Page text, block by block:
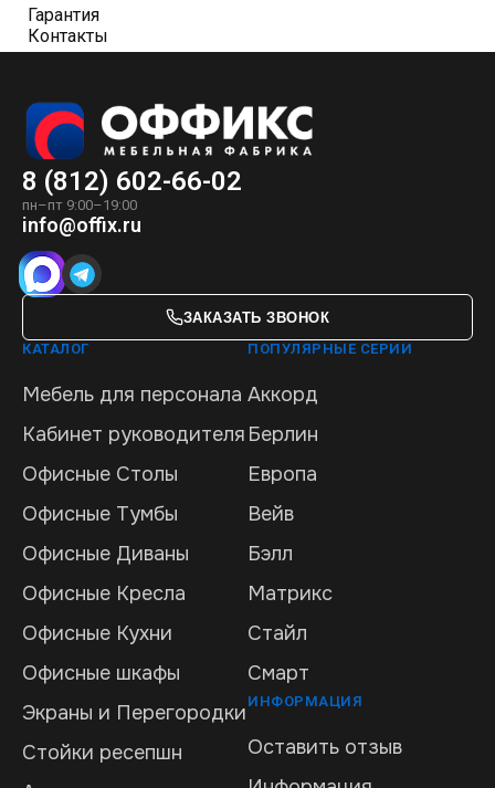
Гарантия
Контакты
8 (812) 602-66-02
пн–пт 9:00–19:00
info@offix.ru
ЗАКАЗАТЬ ЗВОНОК
КАТАЛОГ
Мебель для персонала
Кабинет руководителя
Офисные Столы
Офисные Тумбы
Офисные Диваны
Офисные Кресла
Офисные Кухни
Офисные шкафы
Экраны и Перегородки
Стойки ресепшн
ПОПУЛЯРНЫЕ СЕРИИ
Аккорд
Берлин
Европа
Вейв
Бэлл
Матрикс
Стайл
Смарт
ИНФОРМАЦИЯ
Оставить отзыв